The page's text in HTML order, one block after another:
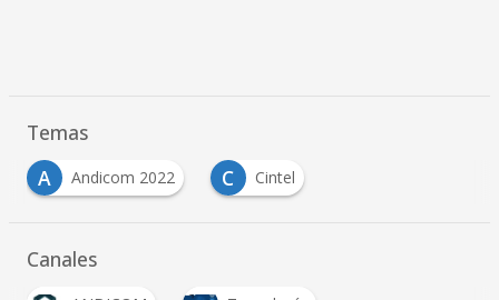
Temas
A
Andicom 2022 C Cintel
Canales